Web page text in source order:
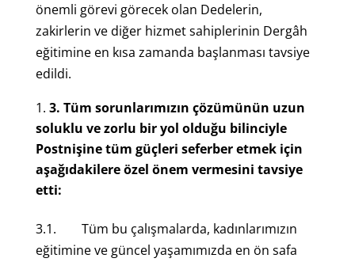
önemli görevi görecek olan Dedelerin,
zakirlerin ve diğer hizmet sahiplerinin Dergâh
eğitimine en kısa zamanda başlanması tavsiye
edildi.
3. Tüm sorunlarımızın çözümünün uzun
soluklu ve zorlu bir yol olduğu bilinciyle
Postnişine tüm güçleri seferber etmek için
aşağıdakilere özel önem vermesini tavsiye
etti:
3.1. Tüm bu çalışmalarda, kadınlarımızın
eğitimine ve güncel yaşamımızda en ön safa